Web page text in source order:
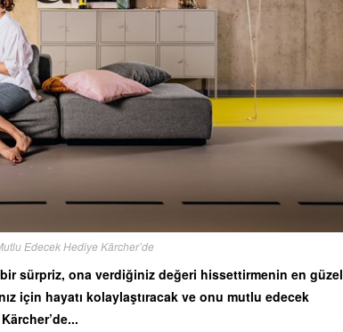
Edecek Hediye Kärcher’de
sürpriz, ona verdiğiniz değeri hissettirmenin en güzel
için hayatı kolaylaştıracak ve onu mutlu edecek